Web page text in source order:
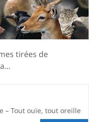
tirées de
– Tout ouïe, tout oreille